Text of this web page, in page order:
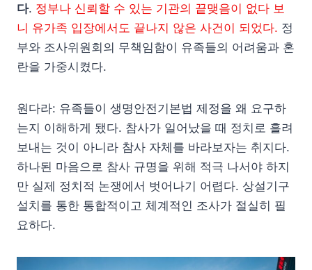
다. 정부나 신뢰할 수 있는 기관의 끝맺음이 없다 보
니 유가족 입장에서도 끝나지 않은 사건이 되었다. 정
부와 조사위원회의 무책임함이 유족들의 어려움과 혼
란을 가중시켰다.
원다라: 유족들이 생명안전기본법 제정을 왜 요구하
는지 이해하게 됐다. 참사가 일어났을 때 정치로 흘려
보내는 것이 아니라 참사 자체를 바라보자는 취지다.
하나된 마음으로 참사 규명을 위해 적극 나서야 하지
만 실제 정치적 논쟁에서 벗어나기 어렵다. 상설기구
설치를 통한 통합적이고 체계적인 조사가 절실히 필
요하다.